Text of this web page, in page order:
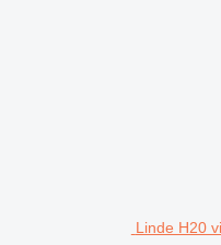
Linde H20